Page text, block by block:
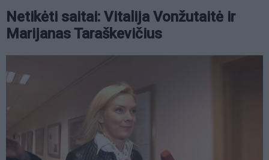
Netikėti saitai: Vitalija Vonžutaitė ir
Marijanas Taraškevičius